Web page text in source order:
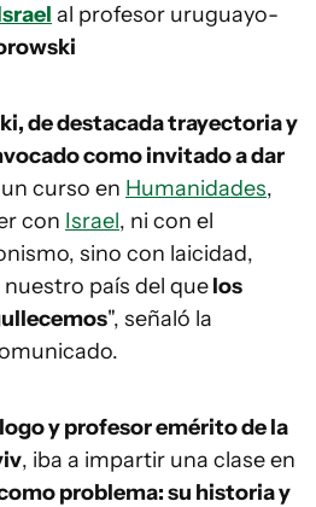
al profesor uruguayo-
de destacada trayectoria y
como invitado a dar
curso en Humanidades,
con Israel, ni con el
sino con laicidad,
país del quelos
", señaló la
y profesor emérito de la
, iba a impartir una clase en
problema: su historia y